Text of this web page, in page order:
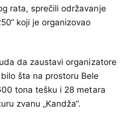
rata, sprečili održavanje
koji je organizovao
da zaustavi organizatore
šta na prostoru Bele
tona tešku i 28 metara
zvanu „Kandža“.